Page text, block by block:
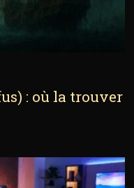
: où la trouver